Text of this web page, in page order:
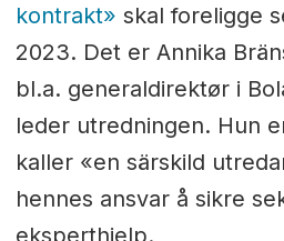
kontrakt» skal foreligge
2023. Det er Annika
bl.a. generaldirektør i
leder utredningen. Hun
kaller «en särskild
hennes ansvar å sikre
eksperthjelp.